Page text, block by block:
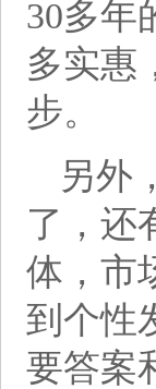
30多年
多实惠
步。
另外
了，还
体，市
到个性
要答案